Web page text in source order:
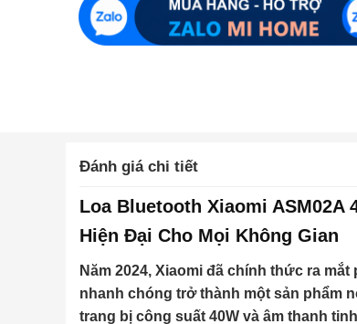
Đánh giá chi tiết
Loa Bluetooth Xiaomi ASM02A
Hiện Đại Cho Mọi Không Gian
Năm 2024, Xiaomi đã chính thức ra
nhanh chóng trở thành một sản phẩm
trang bị công suất 40W và âm thanh